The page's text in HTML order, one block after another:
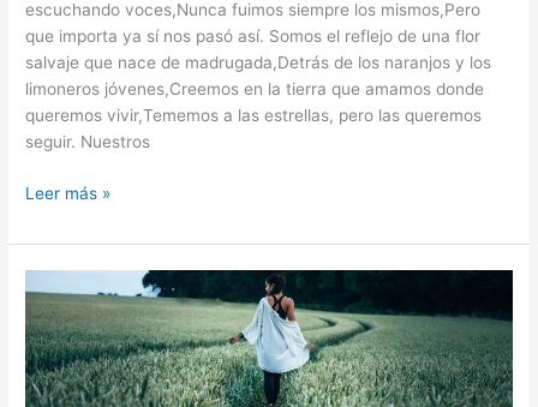
escuchando voces,Nunca fuimos siempre los mismos,Pero
que importa ya sí nos pasó así. Somos el reflejo de una flor
salvaje que nace de madrugada,Detrás de los naranjos y los
limoneros jóvenes,Creemos en la tierra que amamos donde
queremos vivir,Tememos a las estrellas, pero las queremos
seguir. Nuestros
Leer más »